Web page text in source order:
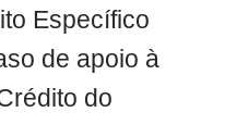
Específico
de apoio à
do